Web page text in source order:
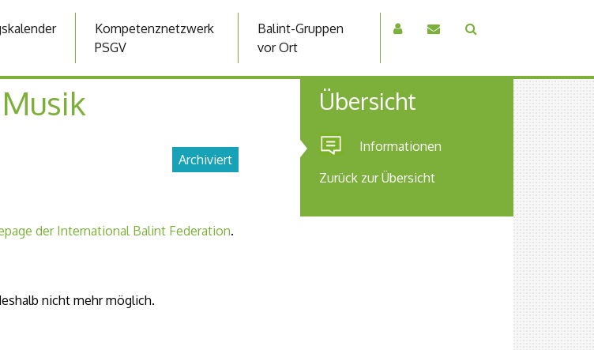
Kompetenznetzwerk
PSGV
Balint-Gruppen
vor Ort
Übersicht
Informationen
Zurück zur Übersicht
Archiviert
der International Balint Federation.
nicht mehr möglich.